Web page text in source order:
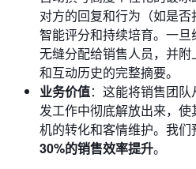
对方的回复和行为（如是
智能评分和持续培育。一
无缝分配给销售人员，并
和互动历史的完整摘要。
业务价值：这能将销售团
发工作中彻底解放出来，
机的转化和客情维护。我
30%的销售效率提升。